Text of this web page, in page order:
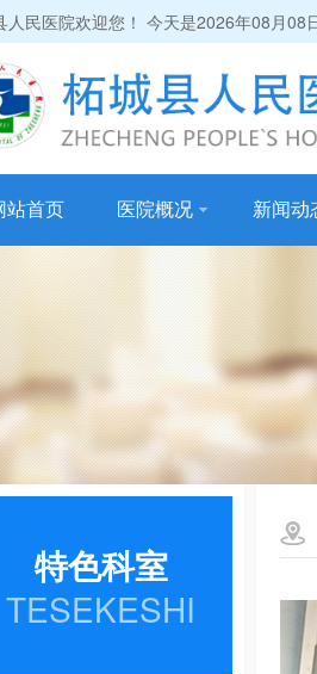
人民医院欢迎您！ 今天是2026年08月08
站首页 医院概况 新闻动
特色科室
TESEKESHI